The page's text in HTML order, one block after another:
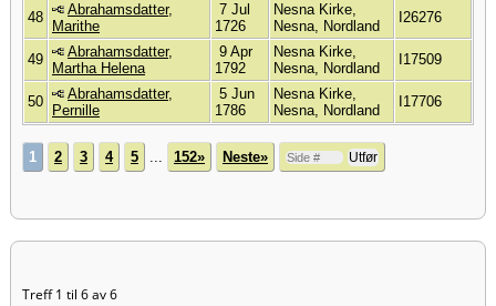
48
Abrahamsdatter,
Marithe
7 Jul
1726
Nesna Kirke,
Nesna, Nordland
I26276
49
Abrahamsdatter,
Martha Helena
9 Apr
1792
Nesna Kirke,
Nesna, Nordland
I17509
50
Abrahamsdatter,
Pernille
5 Jun
1786
Nesna Kirke,
Nesna, Nordland
I17706
1 2 3 4 5 ... 152» Neste»
Treff 1 til 6 av 6